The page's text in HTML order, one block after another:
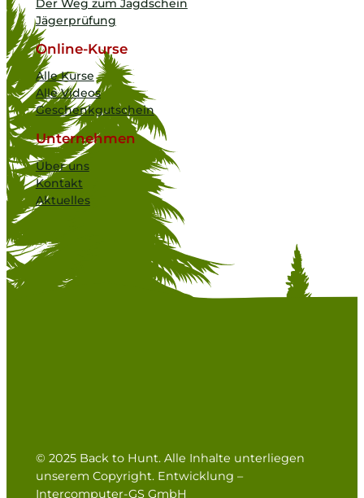
Jägerprüfung
Online-Kurse
Alle Kurse
Alle Videos
Geschenkgutschein
Unternehmen
Über uns
Kontakt
Aktuelles
© 2025 Back to Hunt. Alle Inhalte unterliegen
unserem Copyright. Entwicklung –
Intercomputer-GS GmbH